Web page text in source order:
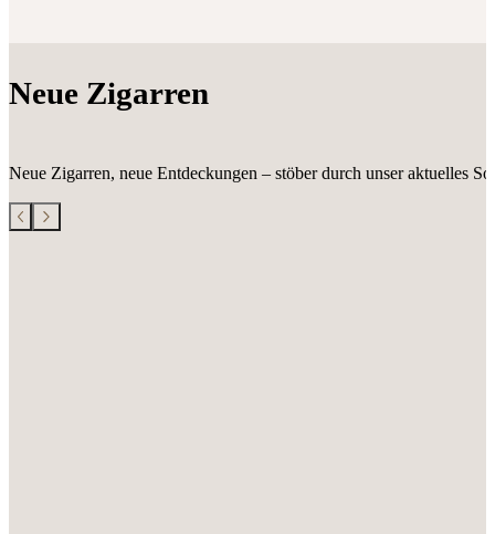
Neue Zigarren
Neue Zigarren, neue Entdeckungen – stöber durch unser aktuelles